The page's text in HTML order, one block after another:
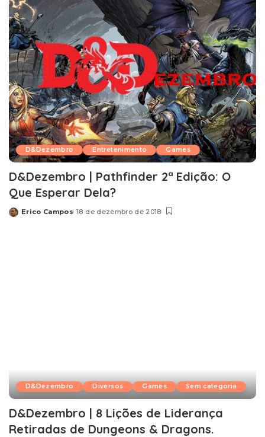
D&Dezembro Entretenimento Games
D&Dezembro | Pathfinder 2ª Edição: O
Que Esperar Dela?
Posted
Erico Campos 18 de dezembro de 2018
D&Dezembro Diversos Games Sem categoria
D&Dezembro | 8 Lições de Liderança
Retiradas de Dungeons & Dragons.